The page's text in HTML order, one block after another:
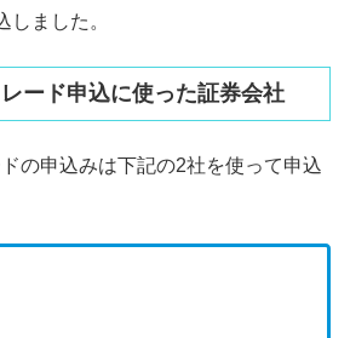
しました。
ード申込に使った証券会社
の申込みは下記の2社を使って申込